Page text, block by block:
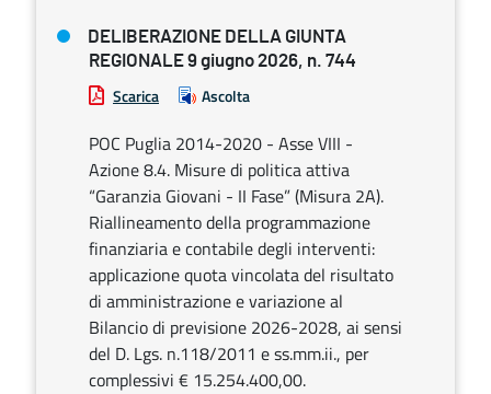
DELIBERAZIONE DELLA GIUNTA
REGIONALE 9 giugno 2026, n. 744
Scarica Ascolta
POC Puglia 2014-2020 - Asse VIII -
Azione 8.4. Misure di politica attiva
“Garanzia Giovani - II Fase” (Misura 2A).
Riallineamento della programmazione
finanziaria e contabile degli interventi:
applicazione quota vincolata del risultato
di amministrazione e variazione al
Bilancio di previsione 2026-2028, ai sensi
del D. Lgs. n.118/2011 e ss.mm.ii., per
complessivi € 15.254.400,00.